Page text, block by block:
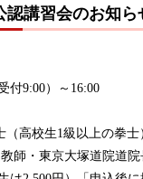
認講習会のお知ら
付9:00）～16:00
高校生1級以上の拳士
師・東京大塚道院道院